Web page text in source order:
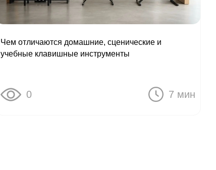
Чем отличаются домашние, сценические и
учебные клавишные инструменты
0 7 мин